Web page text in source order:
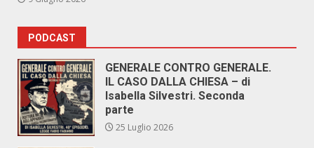
PODCAST
GENERALE CONTRO GENERALE.
IL CASO DALLA CHIESA – di
Isabella Silvestri. Seconda
parte
25 Luglio 2026